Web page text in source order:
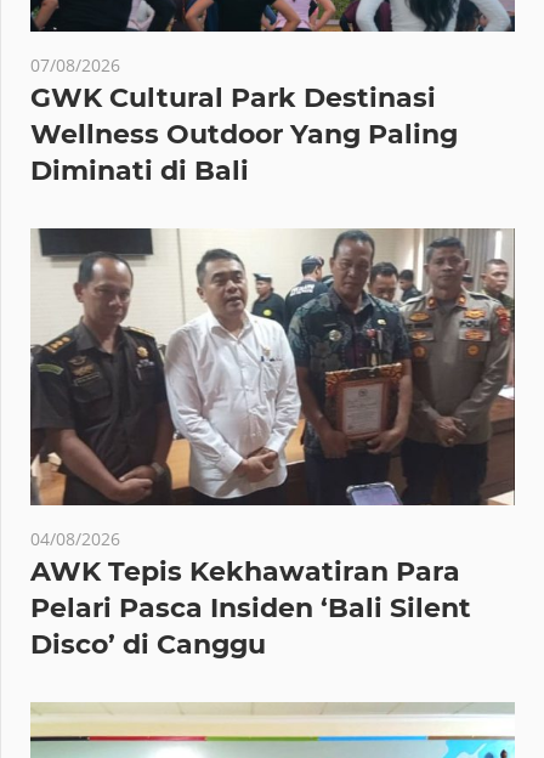
07/08/2026
GWK Cultural Park Destinasi
Wellness Outdoor Yang Paling
Diminati di Bali
04/08/2026
AWK Tepis Kekhawatiran Para
Pelari Pasca Insiden ‘Bali Silent
Disco’ di Canggu